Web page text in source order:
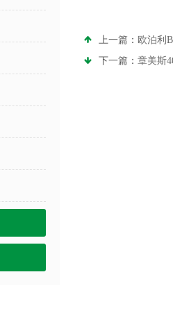
上一篇： 欧泊利
下一篇： 章美斯